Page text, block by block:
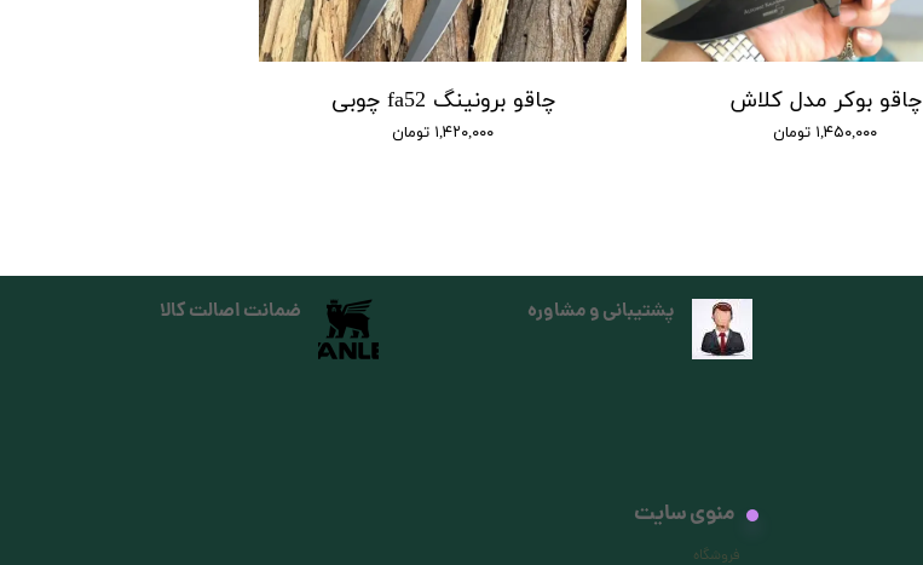
چاقو برونینگ fa52 چوبی
۱,۴۲۰,۰۰۰ تومان
چاقو بوکر مدل کلاش
۱,۴۵۰,۰۰۰ تومان
منوی سایت
فروشگاه
پشتیبانی و مشاوره ضمانت اصالت کالا